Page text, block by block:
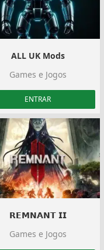
ALL UK Mods
Games e Jogos
ENTRAR
𝗥𝗘𝗠𝗡𝗔𝗡𝗧 𝗜𝗜
Games e Jogos